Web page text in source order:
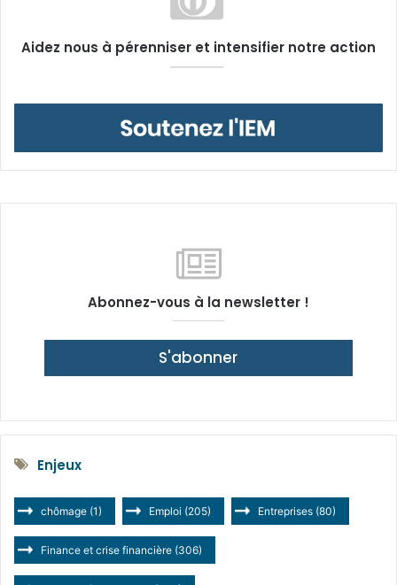
Aidez nous à pérenniser et intensifier notre action
Abonnez-vous à la newsletter !
S'abonner
Enjeux
chômage (1) Emploi (205) Entreprises (80)
Finance et crise financière (306)